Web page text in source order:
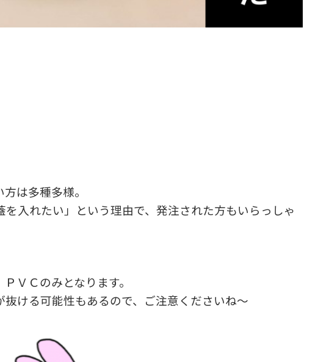
は多種多様。
入れたい」という理由で、発注された方もいらっしゃ
ＶＣのみとなります。
ける可能性もあるので、ご注意くださいね～